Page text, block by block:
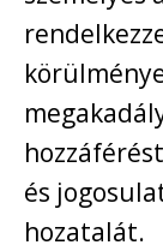
és
hozatalát.